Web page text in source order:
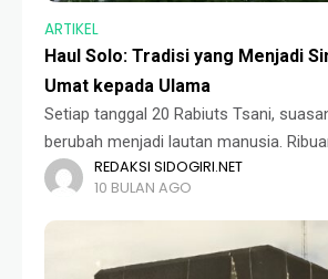
ARTIKEL
Haul Solo: Tradisi yang Menjadi
Umat kepada Ulama
Setiap tanggal 20 Rabiuts Tsani,
berubah menjadi lautan manusia.
berbagai daerah memadati kawasan
sekitarnya, bahkan hingga radius dua
datang
REDAKSI SIDOGIRI.NET
10 BULAN AGO